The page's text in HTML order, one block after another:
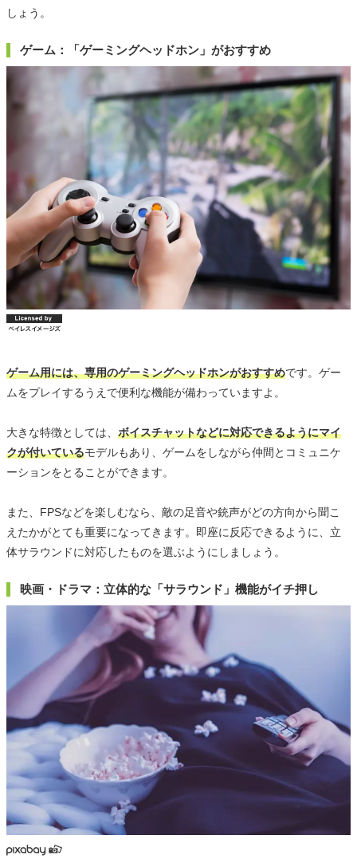
しょう。
ゲーム：「ゲーミングヘッドホン」がおすすめ
ゲーム用には、専用のゲーミングヘッドホンがおすすめです。ゲー
ムをプレイするうえで便利な機能が備わっていますよ。
大きな特徴としては、 ボイスチャットなどに対応できるようにマイ
クが付いているモデルもあり、ゲームをしながら仲間とコミュニケ
ーションをとることができます。
また、FPSなどを楽しむなら、敵の足音や銃声がどの方向から聞こ
えたかがとても重要になってきます。即座に反応できるように、立
体サラウンドに対応したものを選ぶようにしましょう。
映画・ドラマ：立体的な「サラウンド」機能がイチ押し